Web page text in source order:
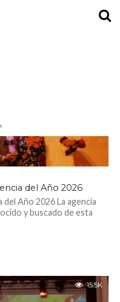
"PORTADA"
del Año 2026
Año 2026 La agencia
y buscado de esta
15.5K